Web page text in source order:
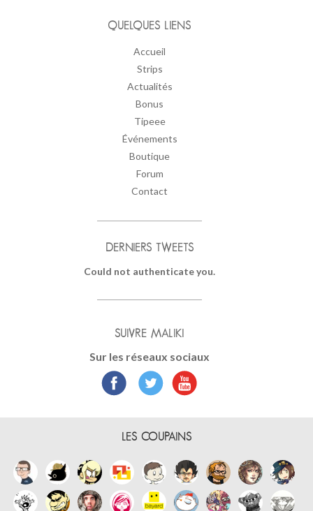
QUELQUES LIENS
Accueil
Strips
Actualités
Bonus
Tipeee
Événements
Boutique
Forum
Contact
DERNIERS TWEETS
Could not authenticate you.
SUIVRE MALIKI
Sur les réseaux sociaux
LES COUPAINS